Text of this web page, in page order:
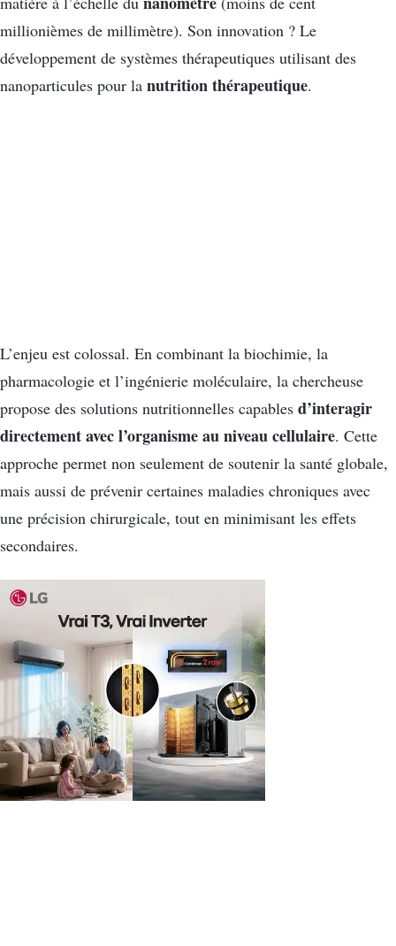
millionièmes de millimètre). Son innovation ? Le
développement de systèmes thérapeutiques utilisant des
nanoparticules pour la nutrition thérapeutique.
L’enjeu est colossal. En combinant la biochimie, la
pharmacologie et l’ingénierie moléculaire, la chercheuse
propose des solutions nutritionnelles capables d’interagir
directement avec l’organisme au niveau cellulaire. Cette
approche permet non seulement de soutenir la santé globale,
mais aussi de prévenir certaines maladies chroniques avec
une précision chirurgicale, tout en minimisant les effets
secondaires.